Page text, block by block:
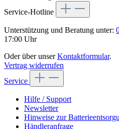
Service-Hotline
Unterstützung und Beratung unter:
17:00 Uhr
Oder über unserKontaktformular.
Vertrag widerrufen
Service
Hilfe / Support
Newsletter
Hinweise zur
Händleranfrage